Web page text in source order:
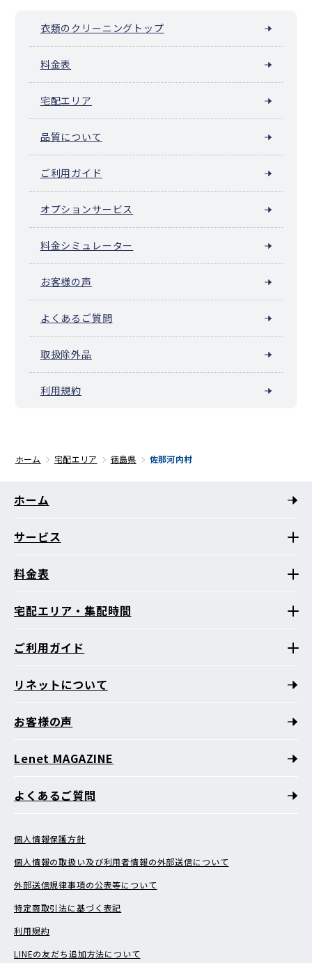
衣類のクリーニングトップ
料金表
宅配エリア
品質について
ご利用ガイド
オプションサービス
料金シミュレーター
お客様の声
よくあるご質問
取扱除外品
利用規約
ホーム 宅配エリア 徳島県 佐那河内村
ホーム
サービス
料金表
宅配エリア・集配時間
ご利用ガイド
リネットについて
お客様の声
Lenet MAGAZINE
よくあるご質問
個人情報保護方針
個人情報の取扱い及び利用者情報の外部送信について
外部送信規律事項の公表等について
特定商取引法に基づく表記
利用規約
LINEの友だち追加方法について